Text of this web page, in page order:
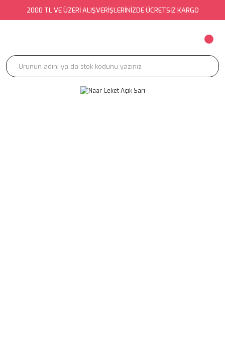
2000 TL VE ÜZERİ ALIŞVERİŞLERİNİZDE ÜCRETSİZ KARGO